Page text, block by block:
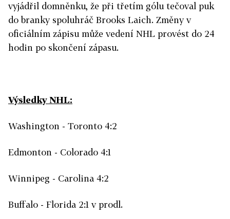
vyjádřil domněnku, že při třetím gólu tečoval puk
do branky spoluhráč Brooks Laich. Změny v
oficiálním zápisu může vedení NHL provést do 24
hodin po skončení zápasu.
Výsledky NHL:
Washington - Toronto 4:2
Edmonton - Colorado 4:1
Winnipeg - Carolina 4:2
Buffalo - Florida 2:1 v prodl.